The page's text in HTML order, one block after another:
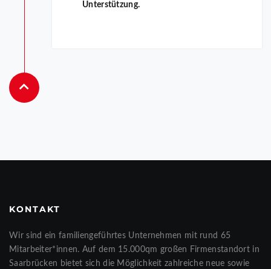
Unterstützung.
KONTAKT
Wir sind ein familiengeführtes Unternehmen mit rund 65
Mitarbeiter*innen. Auf dem 15.000qm großen Firmenstandort in
Saarbrücken bietet sich die Möglichkeit zahlreiche neue sowie